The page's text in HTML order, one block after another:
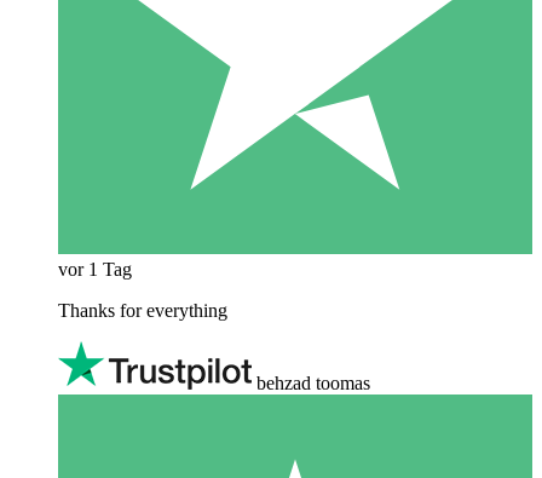
vor 1 Tag
Thanks for everything
behzad toomas